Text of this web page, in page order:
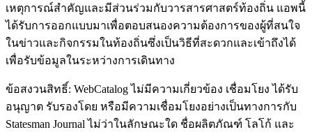
เหตุการณ์สำคัญและมีส่วนร่วมกับวารสารศาสตร์ท้องถิ่น แอพนี้
ได้รับการออกแบบมาเพื่อตอบสนองความต้องการของผู้ที่สนใจ
ในข่าวและกิจกรรมในท้องถิ่นซึ่งเป็นวิธีที่สะดวกและเข้าถึงได้
เพื่อรับข้อมูลในระหว่างการเดินทาง
ข้อสงวนสิทธิ์: WebCatalog ไม่มีความเกี่ยวข้อง เชื่อมโยง ได้รับ
อนุญาต รับรองโดย หรือมีความเชื่อมโยงอย่างเป็นทางการกับ
Statesman Journal ไม่ว่าในลักษณะใด ชื่อผลิตภัณฑ์ โลโก้ และ